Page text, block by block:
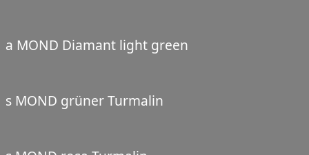
a MOND Diamant light green
s MOND grüner Turmalin